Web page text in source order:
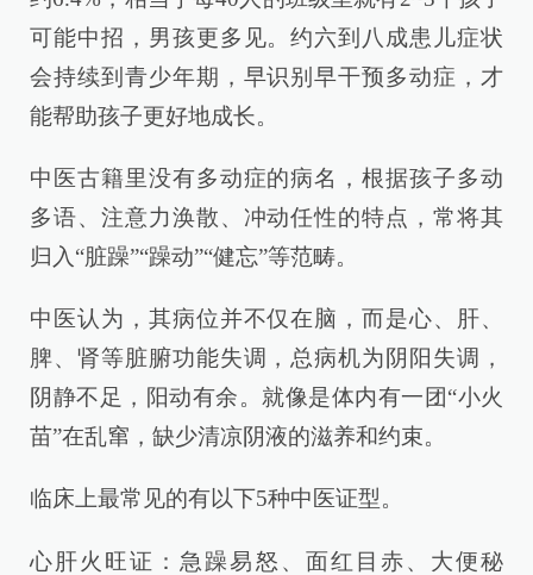
可能中招，男孩更多见。约六到八成患儿症状
会持续到青少年期，早识别早干预多动症，才
能帮助孩子更好地成长。
中医古籍里没有多动症的病名，根据孩子多动
多语、注意力涣散、冲动任性的特点，常将其
归入“脏躁”“躁动”“健忘”等范畴。
中医认为，其病位并不仅在脑，而是心、肝、
脾、肾等脏腑功能失调，总病机为阴阳失调，
阴静不足，阳动有余。就像是体内有一团“小火
苗”在乱窜，缺少清凉阴液的滋养和约束。
临床上最常见的有以下5种中医证型。
心肝火旺证：急躁易怒、面红目赤、大便秘